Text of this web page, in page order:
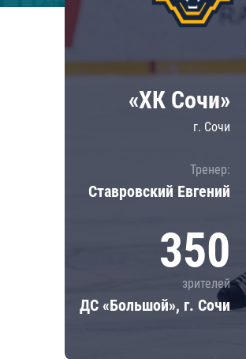
ЦСКА
«ХК Сочи»
г. Сочи
Тренер:
Ставровский Евгений
350
зрителей
ДС «Большой», г. Сочи